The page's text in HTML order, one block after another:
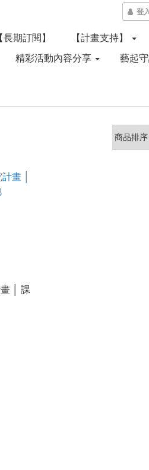
登
【長期訂閱】 【計畫支持】
精彩活動內容分享 藝起
課